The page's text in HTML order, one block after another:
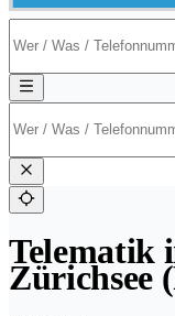
Telematik
Zürichsee